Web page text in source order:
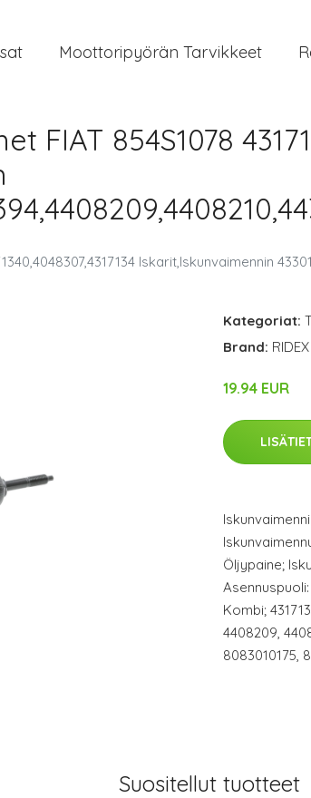
Moottoripyörän Tarvikkeet
FIAT 854S1078
Iskarit,Iskunvaimennin
Kategoriat:
Brand: RIDEX
19.94 EUR
Öljypaine;
Kombi;
4408209,
8083010175,
Suositellut tuotteet